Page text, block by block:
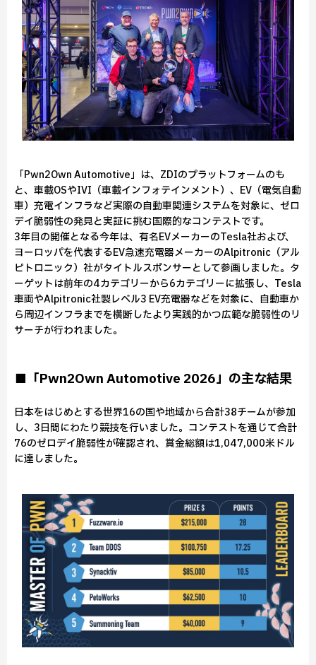
「Pwn2Own Automotive」は、ZDIのプラットフォームのも
と、車載OSやIVI（車載インフォテインメント）、EV（電気自動
車）充電インフラなど実際の自動車関連システムを対象に、ゼロ
デイ脆弱性の発見と実証に挑む国際的なコンテストです。
3年目の開催となる今年は、有名EVメーカーのTesla社および、
ヨーロッパを代表するEV急速充電器メーカーのAlpitronic（アル
ピトロニック）社がタイトルスポンサーとして参画しました。タ
ーゲットは前年の4カテゴリーから6カテゴリーに拡張し、Tesla
車両やAlpitronic社製レベル3 EV充電器などを対象に、自動車か
ら周辺インフラまでを横断したより実践的かつ広範な脆弱性のリ
サーチが行われました。
■「Pwn2Own Automotive 2026」の主な結果
日本をはじめとする世界16の国や地域から合計38チームが参加
し、3日間にわたり競技を行いました。コンテストを通じて合計
76のゼロデイ脆弱性が確認され、賞金総額は1,047,000米ドル
に達しました。